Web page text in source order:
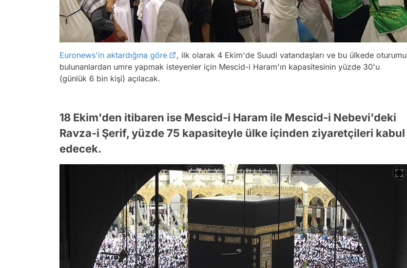
Euronews'in aktardığına göre
, ilk olarak 4 Ekim'de Suudi vatandaşları ve bu ülkede oturumu
bulunanlardan umre yapmak isteyenler için Mescid-i Haram'ın kapasitesinin yüzde 30'u
(günlük 6 bin kişi) açılacak.
18 Ekim'den itibaren ise Mescid-i Haram ile Mescid-i Nebevi'deki
Ravza-i Şerif, yüzde 75 kapasiteyle ülke içinden ziyaretçileri kabul
edecek.